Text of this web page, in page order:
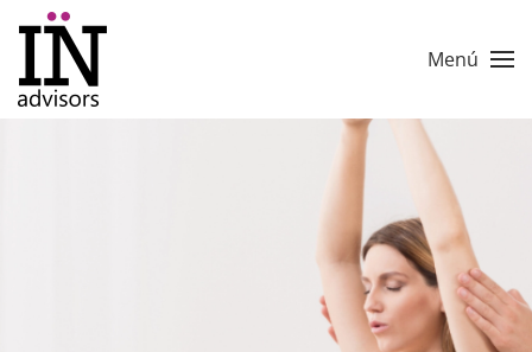
Skip to main content Menú